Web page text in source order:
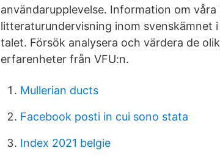
användarupplevelse. Information om
litteraturundervisning inom svenskämnet
talet. Försök analysera och värdera de
erfarenheter från VFU:n.
Mullerian ducts
Facebook posti in cui sono stata
Index 2021 belgie